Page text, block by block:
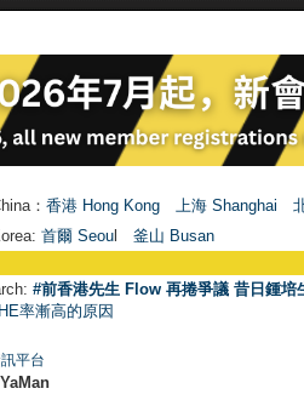
： 香港 Hong Kong 上海 Shanghai
首爾 Seou 釜山 Busan
#前香港先生 Flow 再捲爭議 昔日鍾
率漸高的原因
平台